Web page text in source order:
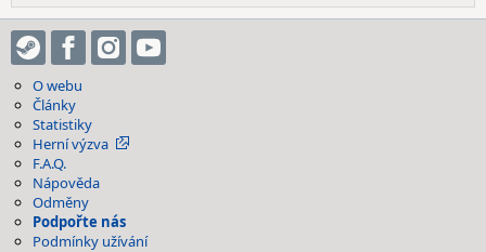
O webu
Články
Statistiky
Herní výzva
F.A.Q.
Nápověda
Odměny
Podpořte nás
Podmínky užívání